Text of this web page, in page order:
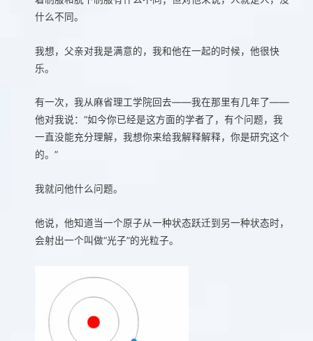
什么不同。
我想，父亲对我是满意的，我和他在一起的时候，他很快
乐。
有一次，我从麻省理工学院回去——我在那里有几年了——
他对我说：“如今你已经是这方面的学者了，有个问题，我
一直没能充分理解，我想你来给我解释解释，你是研究这个
的。”
我就问他什么问题。
他说，他知道当一个原子从一种状态跃迁到另一种状态时，
会射出一个叫做“光子”的光粒子。